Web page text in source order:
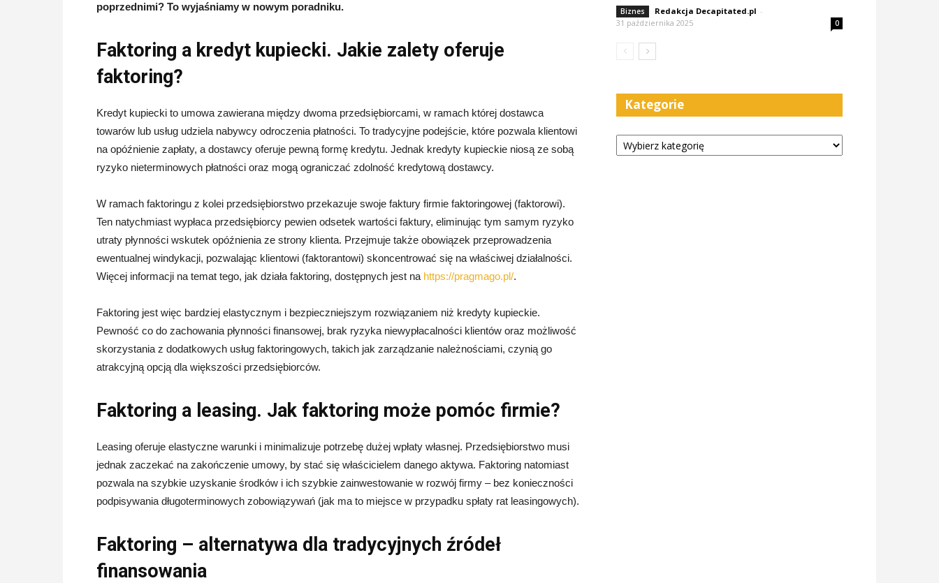
poprzednimi? To wyjaśniamy w nowym poradniku.
Faktoring a kredyt kupiecki. Jakie zalety oferuje
faktoring?
Kredyt kupiecki to umowa zawierana między dwoma przedsiębiorcami, w ramach której dostawca
towarów lub usług udziela nabywcy odroczenia płatności. To tradycyjne podejście, które pozwala klientowi
na opóźnienie zapłaty, a dostawcy oferuje pewną formę kredytu. Jednak kredyty kupieckie niosą ze sobą
ryzyko nieterminowych płatności oraz mogą ograniczać zdolność kredytową dostawcy.
W ramach faktoringu z kolei przedsiębiorstwo przekazuje swoje faktury firmie faktoringowej (faktorowi).
Ten natychmiast wypłaca przedsiębiorcy pewien odsetek wartości faktury, eliminując tym samym ryzyko
utraty płynności wskutek opóźnienia ze strony klienta. Przejmuje także obowiązek przeprowadzenia
ewentualnej windykacji, pozwalając klientowi (faktorantowi) skoncentrować się na właściwej działalności.
Więcej informacji na temat tego, jak działa faktoring, dostępnych jest na https://pragmago.pl/.
Faktoring jest więc bardziej elastycznym i bezpieczniejszym rozwiązaniem niż kredyty kupieckie.
Pewność co do zachowania płynności finansowej, brak ryzyka niewypłacalności klientów oraz możliwość
skorzystania z dodatkowych usług faktoringowych, takich jak zarządzanie należnościami, czynią go
atrakcyjną opcją dla większości przedsiębiorców.
Faktoring a leasing. Jak faktoring może pomóc firmie?
Leasing oferuje elastyczne warunki i minimalizuje potrzebę dużej wpłaty własnej. Przedsiębiorstwo musi
jednak zaczekać na zakończenie umowy, by stać się właścicielem danego aktywa. Faktoring natomiast
pozwala na szybkie uzyskanie środków i ich szybkie zainwestowanie w rozwój firmy – bez konieczności
podpisywania długoterminowych zobowiązywań (jak ma to miejsce w przypadku spłaty rat leasingowych).
Faktoring – alternatywa dla tradycyjnych źródeł
finansowania
Biznes Redakcja Decapitated.pl -
31 października 2025
0
Kategorie
Kategorie